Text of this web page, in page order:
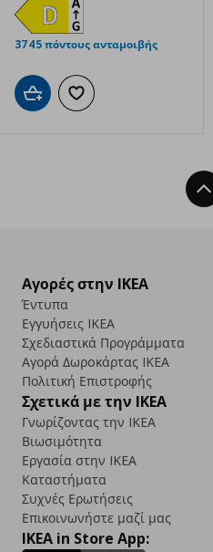
3745 πόντους ανταμοιβής
Προσθήκη στο καλάθι
Προσθήκη στα αγαπημένα
Αγορές στην IKEA
Έντυπα
Εγγυήσεις IKEA
Σχεδιαστικά Προγράμματα
Αγορά Δωρoκάρτας IKEA
Πολιτική Επιστροφής
Σχετικά με την IKEA
Γνωρίζοντας την IKEA
Βιωσιμότητα
Εργασία στην IKEA
Καταστήματα
Συχνές Ερωτήσεις
Επικοινωνήστε μαζί μας
IKEA in Store App: